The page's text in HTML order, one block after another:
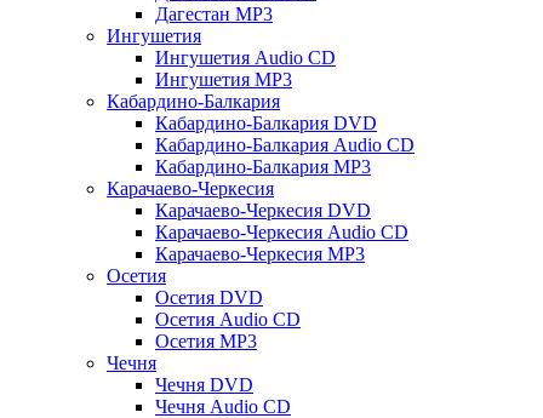
Дагестан MP3
Ингушетия
Ингушетия Audio CD
Ингушетия MP3
Кабардино-Балкария
Кабардино-Балкария DVD
Кабардино-Балкария Audio CD
Кабардино-Балкария MP3
Карачаево-Черкесия
Карачаево-Черкесия DVD
Карачаево-Черкесия Audio CD
Карачаево-Черкесия MP3
Осетия
Осетия DVD
Осетия Audio CD
Осетия MP3
Чечня
Чечня DVD
Чечня Audio CD